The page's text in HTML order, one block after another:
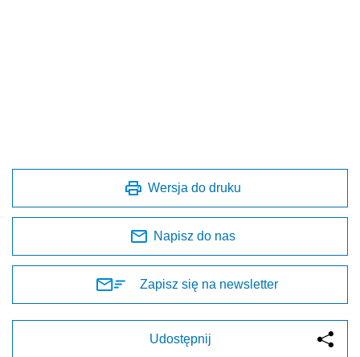
Wersja do druku
Napisz do nas
Zapisz się na newsletter
Udostępnij